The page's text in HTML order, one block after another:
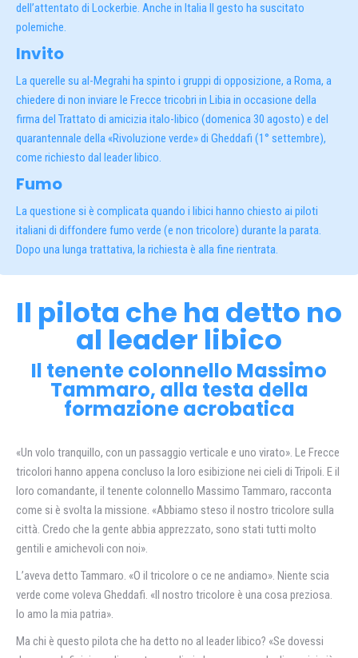
dell’attentato di Lockerbie. Anche in Italia II gesto ha suscitato
polemiche.
Invito
La querelle su al-Megrahi ha spinto i gruppi di opposizione, a Roma, a
chiedere di non inviare le Frecce tricobri in Libia in occasione della
firma del Trattato di amicizia italo-libico (domenica 30 agosto) e del
quarantennale della «Rivoluzione verde» di Gheddafi (1° settembre),
come richiesto dal leader libico.
Fumo
La questione si è complicata quando i libici hanno chiesto ai piloti
italiani di diffondere fumo verde (e non tricolore) durante la parata.
Dopo una lunga trattativa, la richiesta è alla fine rientrata.
Il pilota che ha detto no
al leader libico
Il tenente colonnello Massimo
Tammaro, alla testa della
formazione acrobatica
«Un volo tranquillo, con un passaggio verticale e uno virato». Le Frecce
tricolori hanno appena concluso la loro esibizione nei cieli di Tripoli. E il
loro comandante, il tenente colonnello Massimo Tammaro, racconta
come si è svolta la missione. «Abbiamo steso il nostro tricolore sulla
città. Credo che la gente abbia apprezzato, sono stati tutti molto
gentili e amichevoli con noi».
L’aveva detto Tammaro. «O il tricolore o ce ne andiamo». Niente scia
verde come voleva Gheddafi. «Il nostro tricolore è una cosa preziosa.
Io amo la mia patria».
Ma chi è questo pilota che ha detto no al leader libico? «Se dovessi